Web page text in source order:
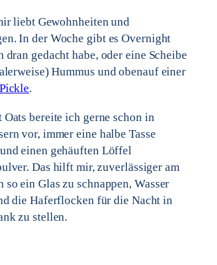
liebt Gewohnheiten und
In der Woche gibt es Overnight
dran gedacht habe, oder eine Scheibe
Hummus und obenauf einer
.
bereite ich gerne schon in
vor, immer eine halbe Tasse
einen gehäuften Löffel
Das hilft mir, zuverlässiger am
so ein Glas zu schnappen, Wasser
die Haferflocken für die Nacht in
zu stellen.